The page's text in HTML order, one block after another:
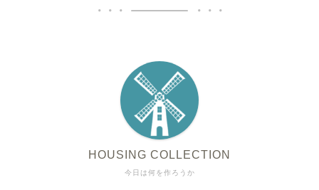
今日は何を作ろうか
HOUSING COLLECTION